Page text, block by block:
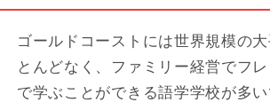
ゴールドコーストには世界規模の
とんどなく、ファミリー経営でフ
で学ぶことができる語学学校が多